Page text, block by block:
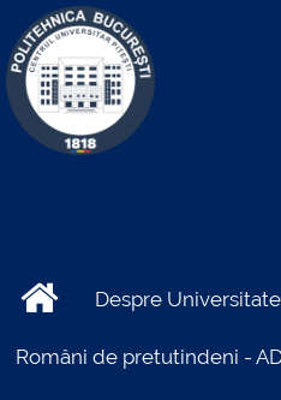
Despre Universitate
Români de pretutindeni -